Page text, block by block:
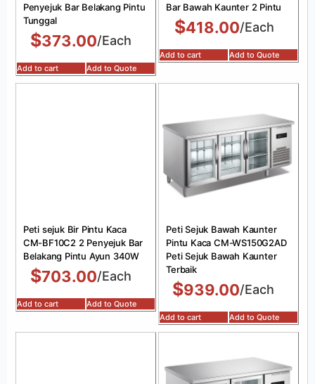
Penyejuk Bar Belakang Pintu
Tunggal
$373.00/Each
Add to cart Add to Quote
Bar Bawah Kaunter 2 Pintu
$418.00/Each
Add to cart Add to Quote
Peti sejuk Bir Pintu Kaca
CM-BF10C2 2 Penyejuk Bar
Belakang Pintu Ayun 340W
$703.00/Each
Add to cart Add to Quote
Peti Sejuk Bawah Kaunter
Pintu Kaca CM-WS150G2AD
Peti Sejuk Bawah Kaunter
Terbaik
$939.00/Each
Add to cart Add to Quote